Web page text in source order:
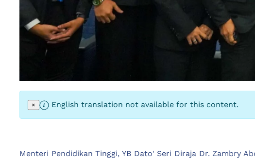
× English translation not available for this content.
Menteri Pendidikan Tinggi, YB Dato' Seri Diraja Dr. Zambry